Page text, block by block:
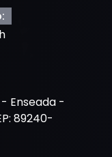
Enseada -
89240-